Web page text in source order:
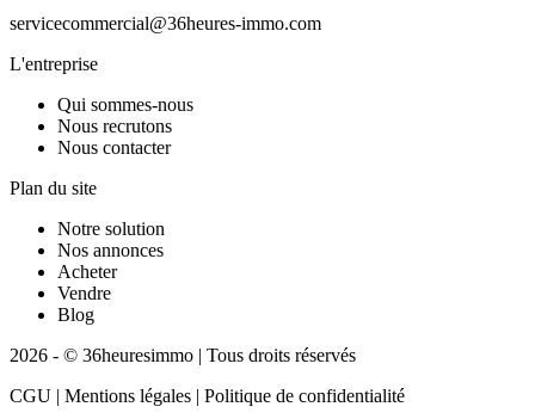
servicecommercial@36heures-immo.com
L'entreprise
Qui sommes-nous
Nous recrutons
Nous contacter
Plan du site
Notre solution
Nos annonces
Acheter
Vendre
Blog
2026 - © 36heuresimmo | Tous droits réservés
CGU | Mentions légales | Politique de confidentialité